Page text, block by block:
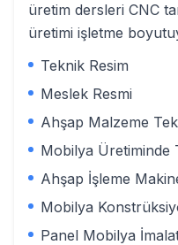
üretim dersleri CNC
üretimi işletme
Teknik Resim
Meslek Resmi
Ahşap Malzeme
Mobilya Üretiminde
Ahşap İşleme
Mobilya
Panel Mobilya